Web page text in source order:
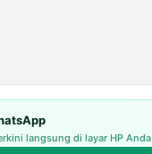
langsung di layar HP Anda